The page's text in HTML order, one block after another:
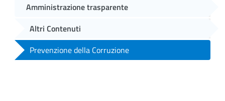
Amministrazione trasparente
Altri Contenuti
Prevenzione della Corruzione